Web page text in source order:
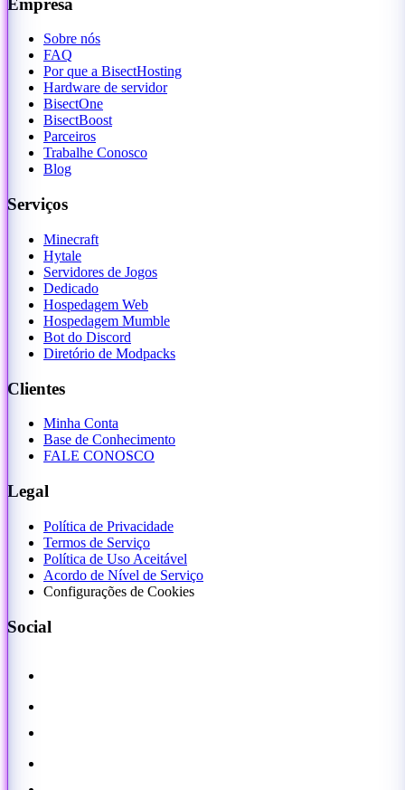
Empresa
Sobre nós
FAQ
Por que a BisectHosting
Hardware de servidor
BisectOne
BisectBoost
Parceiros
Trabalhe Conosco
Blog
Serviços
Minecraft
Hytale
Servidores de Jogos
Dedicado
Hospedagem Web
Hospedagem Mumble
Bot do Discord
Diretório de Modpacks
Clientes
Minha Conta
Base de Conhecimento
FALE CONOSCO
Legal
Política de Privacidade
Termos de Serviço
Política de Uso Aceitável
Acordo de Nível de Serviço
Configurações de Cookies
Social